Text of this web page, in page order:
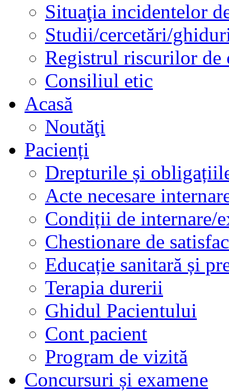
Situaţia incidentelor
Studii/cercetări/
Registrul riscurilor de
Consiliul etic
Acasă
Noutăţi
Pacienți
Drepturile și
Acte necesare
Condiții de internare/
Chestionare de
Educație sanitară și
Terapia durerii
Ghidul Pacientului
Cont pacient
Program de vizită
Concursuri și examene